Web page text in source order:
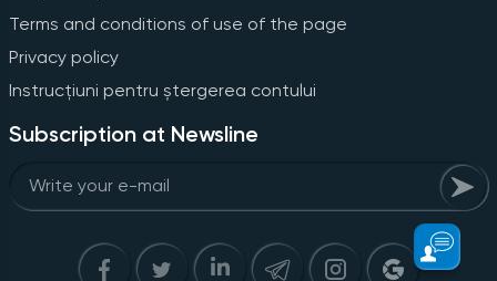
Terms and conditions of use of the page
Privacy policy
Instrucțiuni pentru ștergerea contului
Subscription at Newsline